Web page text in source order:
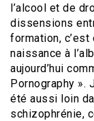
l’alcool et de
dissensions
formation, c’est
naissance à
aujourd’hui
Pornography ».
été aussi loin
schizophrénie,